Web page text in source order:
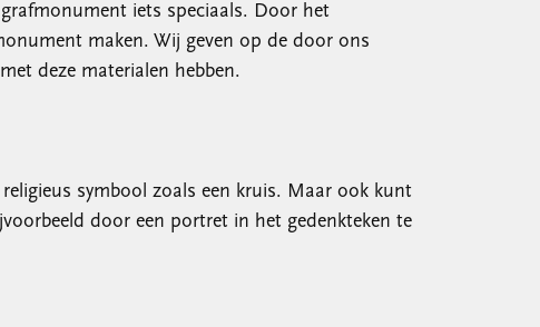
iets speciaals. Door het
maken. Wij geven op de door ons
deze materialen hebben.
symbool zoals een kruis. Maar ook kunt
door een portret in het gedenkteken te